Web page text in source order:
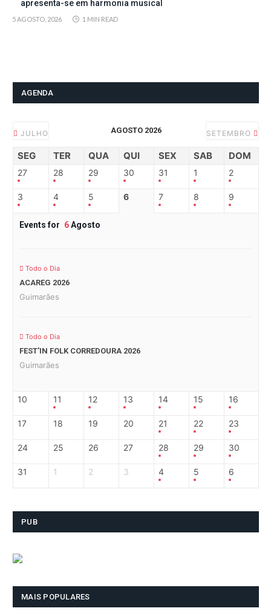
apresenta-se em harmonia musical
5 AGOSTO, 2026 1 MIN READ
AGENDA
JULHO AGOSTO 2026 SETEMBRO
SEG TER QUA QUI SEX SAB DOM
27 28 29 30 31 1 2
3 4 5 6 7 8 9
Events for 6Agosto
Todo o Dia
ACAREG 2026
Guimarães
Todo o Dia
FEST’IN FOLK CORREDOURA 2026
Guimarães
10 11 12 13 14 15 16
17 18 19 20 21 22 23
24 25 26 27 28 29 30
31 1 2 3 4 5 6
PUB
MAIS POPULARES